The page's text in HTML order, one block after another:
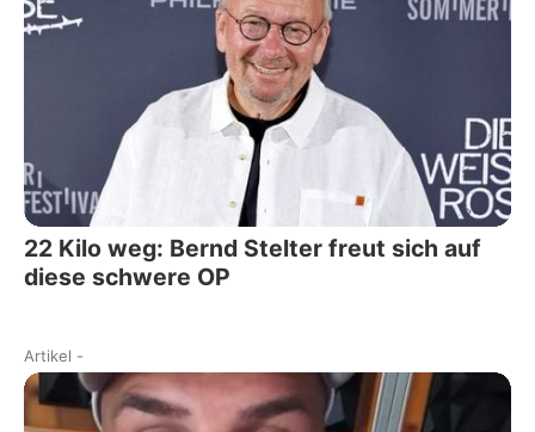
22 Kilo weg: Bernd Stelter freut sich auf
diese schwere OP
Artikel -